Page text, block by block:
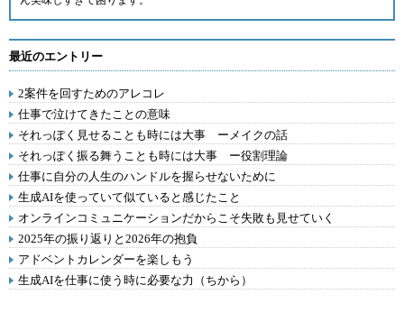
最近のエントリー
2案件を回すためのアレコレ
仕事で泣けてきたことの意味
それっぽく見せることも時には大事 ーメイクの話
それっぽく振る舞うことも時には大事 ー役割理論
仕事に自分の人生のハンドルを握らせないために
生成AIを使っていて似ていると感じたこと
オンラインコミュニケーションだからこそ失敗も見せていく
2025年の振り返りと2026年の抱負
アドベントカレンダーを楽しもう
生成AIを仕事に使う時に必要な力（ちから）